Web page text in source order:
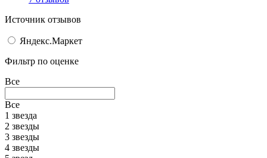
Источник отзывов
Яндекс.Маркет
Фильтр по оценке
Все
Все
1 звезда
2 звезды
3 звезды
4 звезды